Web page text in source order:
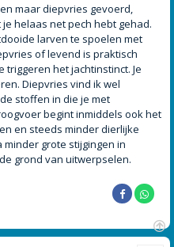
maar diepvries gevoerd,
helaas net pech hebt gehad.
larven te spoelen met
of levend is praktisch
het jachtinstinct. Je
Diepvries vind ik wel
stoffen in die je met
begint inmiddels ook het
en steeds minder dierlijke
grote stijgingen in
grond van uitwerpselen.
O